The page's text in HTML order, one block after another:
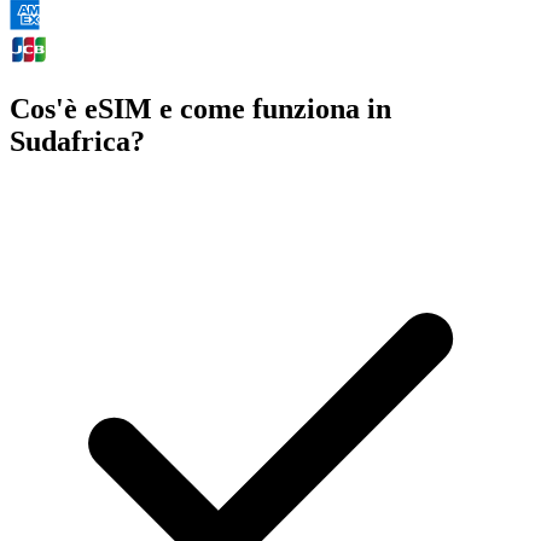
Cos'è eSIM e come funziona in
Sudafrica?